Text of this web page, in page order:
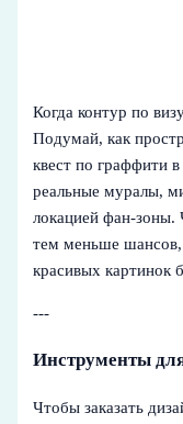
Когда контур по
Подумай, как
квест по граффити
реальные муралы,
локацией фан-зоны.
тем меньше шансов,
красивых картинок
---
Инструменты
Чтобы заказать